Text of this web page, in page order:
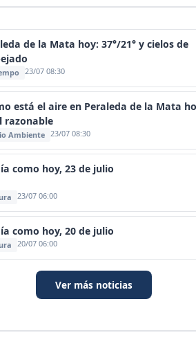
de la Mata hoy: 37°/21° y cielos de
23/07 08:30
está el aire en Peraleda de la Mata
razonable
Ambiente 23/07 08:30
como hoy, 23 de julio
23/07 06:00
como hoy, 20 de julio
20/07 06:00
Ver más noticias